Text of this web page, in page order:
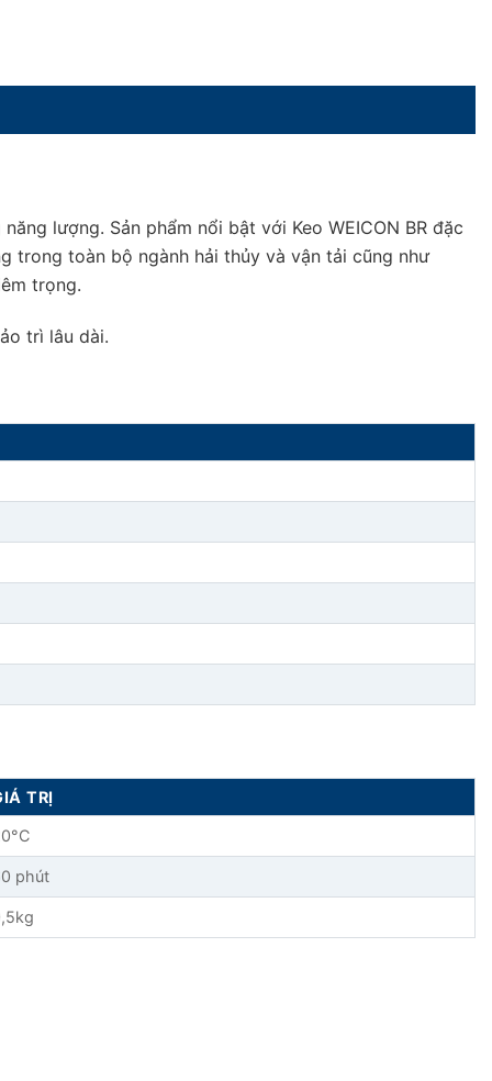
lượng. Sản phẩm nổi bật với Keo WEICON BR đặc
trong toàn bộ ngành hải thủy và vận tải cũng như
trọng.
trì lâu dài.
TRỊ
phút